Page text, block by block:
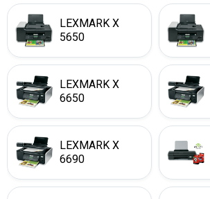
LEXMARK X
5650
LEXMARK X
6650
LEXMARK X
6690